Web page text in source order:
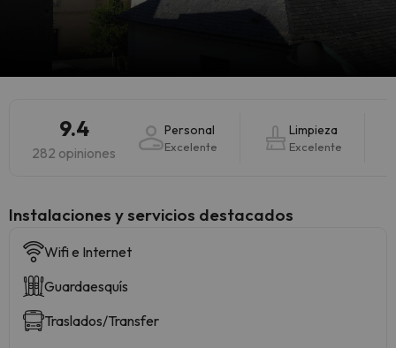
9.4
282 opiniones
Personal
Excelente
Limpieza
Excelente
Instalaciones y servicios destacados
Wifi e Internet
Guardaesquís
Traslados/Transfer